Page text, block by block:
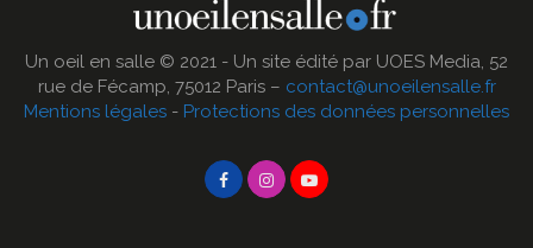
Un oeil en salle © 2021 - Un site édité par UOES Media, 52
rue de Fécamp, 75012 Paris – contact@unoeilensalle.fr
Mentions légales - Protections des données personnelles